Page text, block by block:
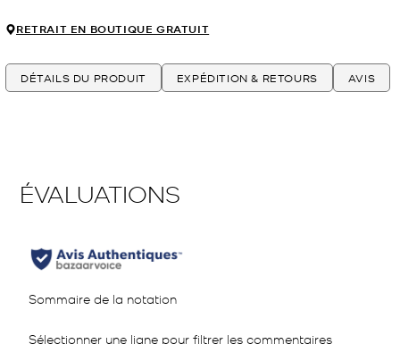
RETRAIT EN BOUTIQUE GRATUIT
DÉTAILS DU PRODUIT EXPÉDITION & RETOURS AVIS